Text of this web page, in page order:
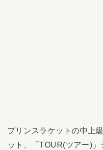
プリンスラケットの中上
ット、「TOUR(ツアー)